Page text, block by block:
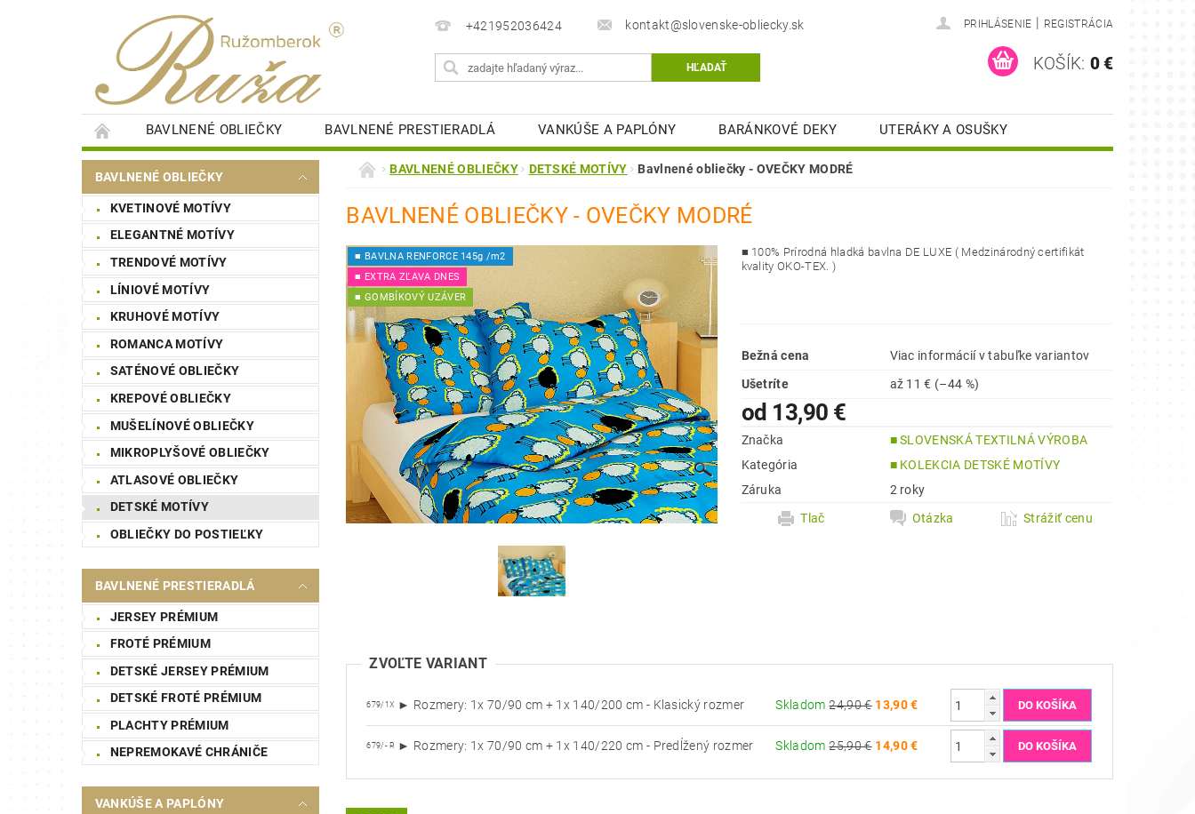
+421952036424 kontakt@slovenske-obliecky.sk PRIHLÁSENIE | REGISTRÁCIA
KOŠÍK: 0 €
BAVLNENÉ OBLIEČKY BAVLNENÉ PRESTIERADLÁ VANKÚŠE A PAPLÓNY BARÁNKOVÉ DEKY
UTERÁKY A OSUŠKY
DETSKÉ PERINKY
DETSKÉ PLIENKY MATRACOVÉ CHRÁNIČE KÚPEĽŇOVÉ PREDLOŽKY
KUCHYNSKÉ UTIERKY
SAUNOVÉ PLACHTY
ŠTÝLOVÉ OBRAZY
NÁKUPNÁ SÚŤAŽ
STAROSTLIVOSŤ O BIELIZEŇ
BAVLNENÉ OBLIEČKY
KVETINOVÉ MOTÍVY
ELEGANTNÉ MOTÍVY
TRENDOVÉ MOTÍVY
LÍNIOVÉ MOTÍVY
KRUHOVÉ MOTÍVY
ROMANCA MOTÍVY
SATÉNOVÉ OBLIEČKY
KREPOVÉ OBLIEČKY
MUŠELÍNOVÉ OBLIEČKY
MIKROPLYŠOVÉ OBLIEČKY
ATLASOVÉ OBLIEČKY
DETSKÉ MOTÍVY
OBLIEČKY DO POSTIEĽKY
BAVLNENÉ PRESTIERADLÁ
JERSEY PRÉMIUM
FROTÉ PRÉMIUM
DETSKÉ JERSEY PRÉMIUM
DETSKÉ FROTÉ PRÉMIUM
PLACHTY PRÉMIUM
NEPREMOKAVÉ CHRÁNIČE
VANKÚŠE A PAPLÓNY
BAVLNENÉ OBLIEČKY DETSKÉ MOTÍVY Bavlnené obliečky - OVEČKY MODRÉ
BAVLNENÉ OBLIEČKY - OVEČKY MODRÉ
■ BAVLNA RENFORCE 145g /m2
■ EXTRA ZĽAVA DNES
■ GOMBÍKOVÝ UZÁVER
■ 100% Prírodná hladká bavlna DE LUXE ( Medzinárodný certifikát
kvality OKO-TEX. )
Bežná cena
Viac informácií v tabuľke variantov
Ušetríte
až 11 € (–44 %)
od 13,90 €
Značka
■ SLOVENSKÁ TEXTILNÁ VÝROBA
Kategória
■ KOLEKCIA DETSKÉ MOTÍVY
Záruka
2 roky
Tlač
Otázka Strážiť cenu
ZVOĽTE VARIANT
679/1X ► Rozmery: 1x 70/90 cm + 1x 140/200 cm - Klasický rozmer Skladom 24,90 € 13,90 €
679/- R ► Rozmery: 1x 70/90 cm + 1x 140/220 cm - Predĺžený rozmer Skladom 25,90 € 14,90 €